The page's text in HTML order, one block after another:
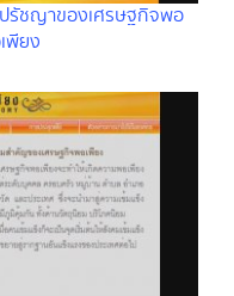
รัชญาของเศรษฐกิจพอ
พียง